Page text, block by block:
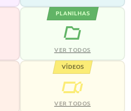
PLANILHAS
VER TODOS
VÍDEOS
VER TODOS